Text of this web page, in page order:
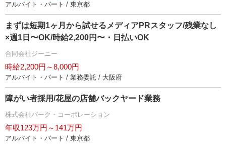
アルバイト・パート / 東京都
まずは短期1ヶ月から試せるメディアPRスタッフ/残業なし
×週1日〜OK/時給2,200円〜・日払いOK
合同会社ジーニー
時給2,200円～8,000円
アルバイト・パート / 業務委託 / 大阪府
障がい者採用/花屋の店舗バックヤード業務
株式会社パーク・コーポレーション
年収123万円～141万円
アルバイト・パート / 東京都